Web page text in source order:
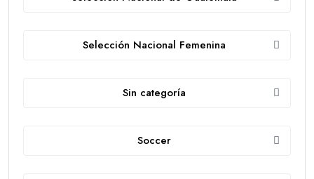
Selección Nacional Femenina
Sin categoría
Soccer